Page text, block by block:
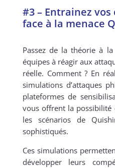
#3 – Entrainez
face à la menace
Passez de la théorie à
équipes à réagir aux
réelle. Comment ? En
simulations d’attaques
plateformes de
vous offrent la
les scénarios de
sophistiqués.
Ces simulations
développer leurs